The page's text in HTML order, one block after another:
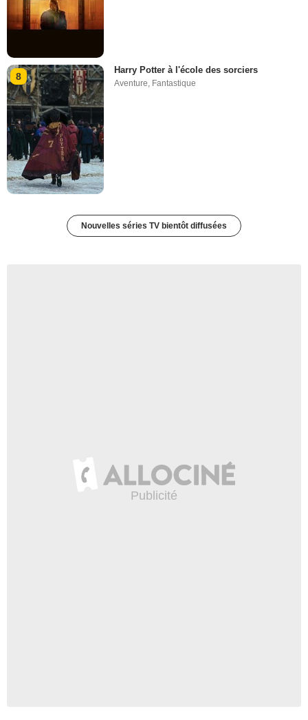
8
Harry Potter à l'école des sorciers
Aventure Fantastique
Nouvelles séries TV bientôt diffusées